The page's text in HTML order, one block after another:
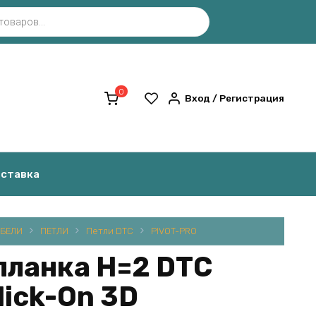
0
Вход / Регистрация
ПЕТЛИ Петли DTC PIVOT-PRO
H=2 DTC
On 3D